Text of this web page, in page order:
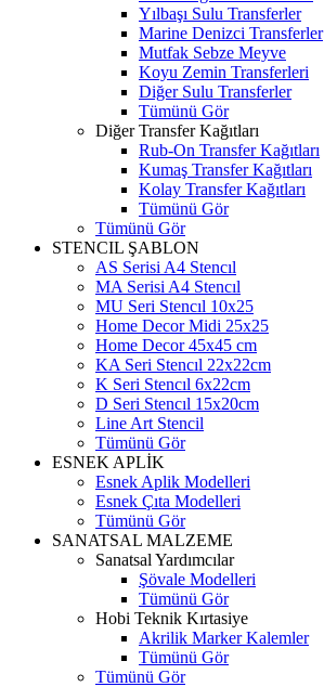
Yılbaşı Sulu Transferler
Marine Denizci Transferler
Mutfak Sebze Meyve
Koyu Zemin Transferleri
Diğer Sulu Transferler
Tümünü Gör
Diğer Transfer Kağıtları
Rub-On Transfer Kağıtları
Kumaş Transfer Kağıtları
Kolay Transfer Kağıtları
Tümünü Gör
Tümünü Gör
STENCIL ŞABLON
AS Serisi A4 Stencıl
MA Serisi A4 Stencıl
MU Seri Stencıl 10x25
Home Decor Midi 25x25
Home Decor 45x45 cm
KA Seri Stencıl 22x22cm
K Seri Stencıl 6x22cm
D Seri Stencıl 15x20cm
Line Art Stencil
Tümünü Gör
ESNEK APLİK
Esnek Aplik Modelleri
Esnek Çıta Modelleri
Tümünü Gör
SANATSAL MALZEME
Sanatsal Yardımcılar
Şövale Modelleri
Tümünü Gör
Hobi Teknik Kırtasiye
Akrilik Marker Kalemler
Tümünü Gör
Tümünü Gör